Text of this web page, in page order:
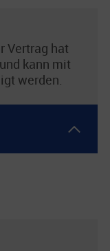
Vertrag hat
kann mit
werden.